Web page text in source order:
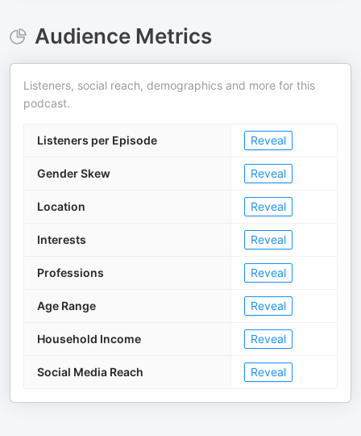
Audience Metrics
Listeners, social reach, demographics and more for this
podcast.
Listeners per Episode Reveal
Gender Skew Reveal
Location Reveal
Interests Reveal
Professions Reveal
Age Range Reveal
Household Income Reveal
Social Media Reach Reveal